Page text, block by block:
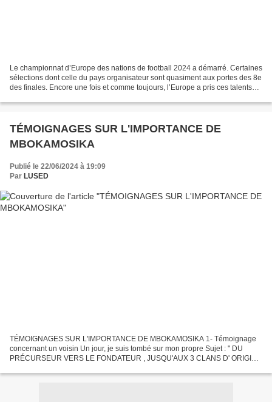
Le championnat d’Europe des nations de football 2024 a démarré. Certaines
sélections dont celle du pays organisateur sont quasiment aux portes des 8e
des finales. Encore une fois et comme toujours, l’Europe a pris ces talents
TÉMOIGNAGES SUR L'IMPORTANCE DE
MBOKAMOSIKA
Publié le 22/06/2024 à 19:09
Par LUSED
TÉMOIGNAGES SUR L'IMPORTANCE DE MBOKAMOSIKA 1- Témoignage
concernant un voisin Un jour, je suis tombé sur mon propre Sujet : " DU
PRÉCURSEUR VERS LE FONDATEUR , JUSQU'AUX 3 CLANS D' ORIGINE
https://www.mbokamosika.com/search/%22%20DU%20PR%C3%89CURSE